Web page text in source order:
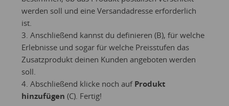
werden soll und eine Versandadresse erforderlich
ist.
3. Anschließend kannst du definieren (B), für welche
Erlebnisse und sogar für welche Preisstufen das
Zusatzprodukt deinen Kunden angeboten werden
soll.
4. Abschließend klicke noch auf Produkt
hinzufügen (C). Fertig!